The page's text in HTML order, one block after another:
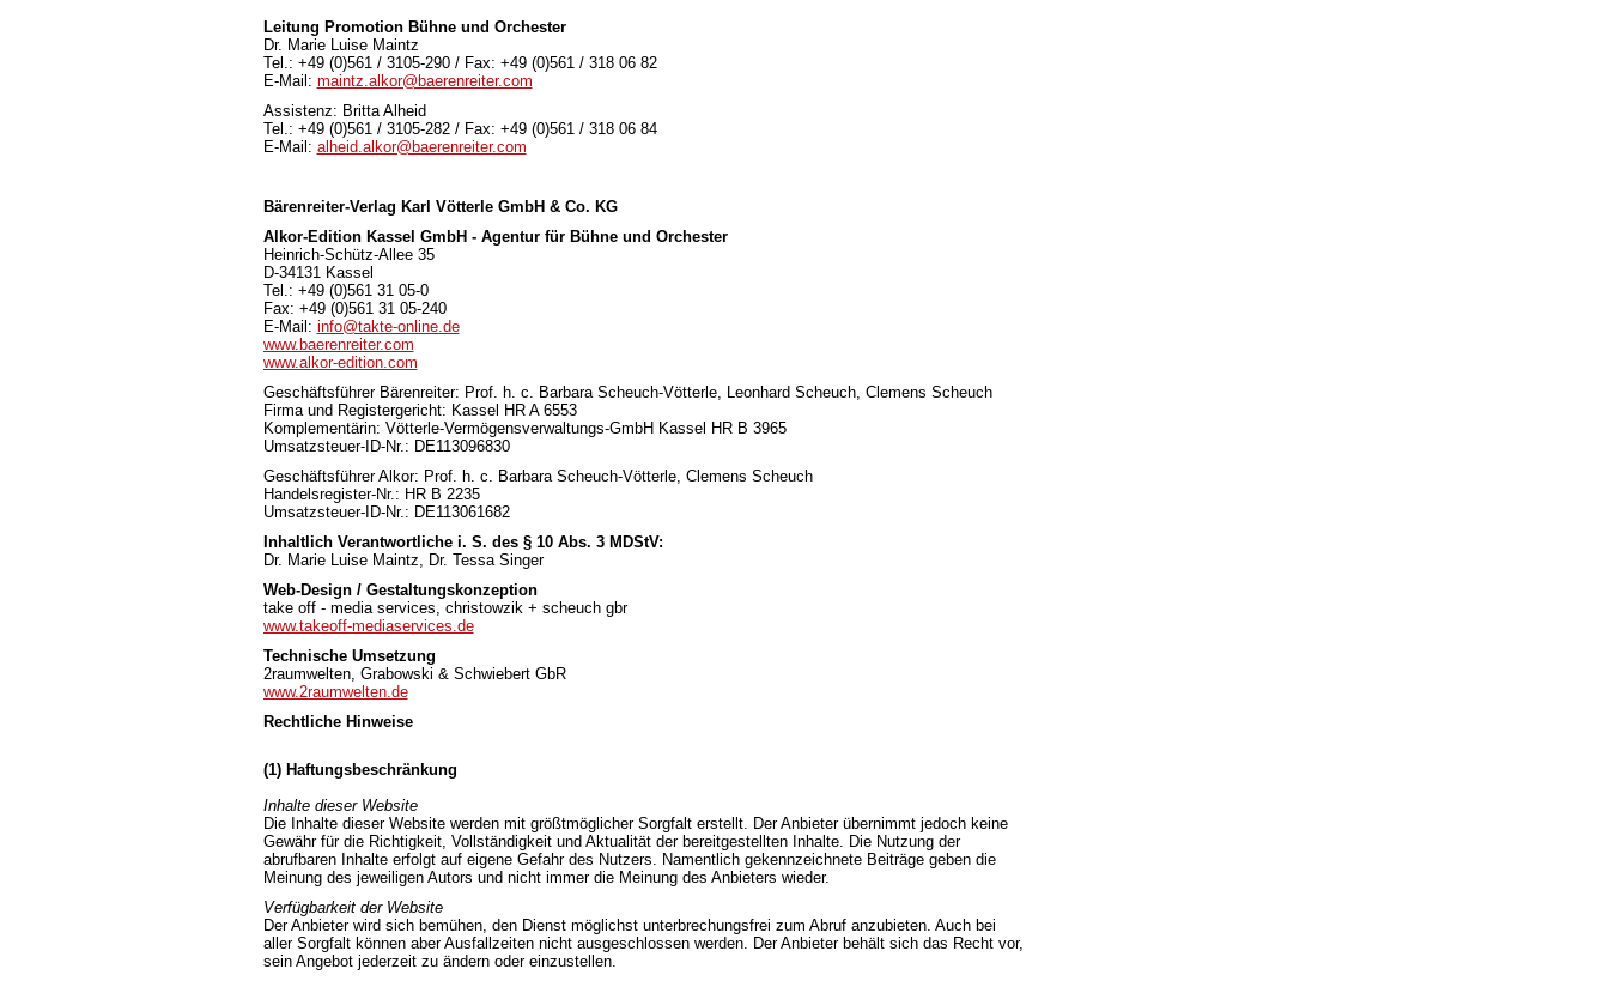
Leitung Promotion Bühne und Orchester
Dr. Marie Luise Maintz
Tel.: +49 (0)561 / 3105-290 / Fax: +49 (0)561 / 318 06 82
E-Mail: maintz.alkor@baerenreiter.com
Assistenz: Britta Alheid
Tel.: +49 (0)561 / 3105-282 / Fax: +49 (0)561 / 318 06 84
E-Mail: alheid.alkor@baerenreiter.com
Bärenreiter-Verlag Karl Vötterle GmbH & Co. KG
Alkor-Edition Kassel GmbH - Agentur für Bühne und Orchester
Heinrich-Schütz-Allee 35
D-34131 Kassel
Tel.: +49 (0)561 31 05-0
Fax: +49 (0)561 31 05-240
E-Mail: info@takte-online.de
www.baerenreiter.com
www.alkor-edition.com
Geschäftsführer Bärenreiter: Prof. h. c. Barbara Scheuch-Vötterle, Leonhard Scheuch, Clemens Scheuch
Firma und Registergericht: Kassel HR A 6553
Komplementärin: Vötterle-Vermögensverwaltungs-GmbH Kassel HR B 3965
Umsatzsteuer-ID-Nr.: DE113096830
Geschäftsführer Alkor: Prof. h. c. Barbara Scheuch-Vötterle, Clemens Scheuch
Handelsregister-Nr.: HR B 2235
Umsatzsteuer-ID-Nr.: DE113061682
Inhaltlich Verantwortliche i. S. des § 10 Abs. 3 MDStV:
Dr. Marie Luise Maintz, Dr. Tessa Singer
Web-Design / Gestaltungskonzeption
take off - media services, christowzik + scheuch gbr
www.takeoff-mediaservices.de
Technische Umsetzung
2raumwelten, Grabowski & Schwiebert GbR
www.2raumwelten.de
Rechtliche Hinweise
(1) Haftungsbeschränkung
Inhalte dieser Website
Die Inhalte dieser Website werden mit größtmöglicher Sorgfalt erstellt. Der Anbieter übernimmt jedoch keine
Gewähr für die Richtigkeit, Vollständigkeit und Aktualität der bereitgestellten Inhalte. Die Nutzung der
abrufbaren Inhalte erfolgt auf eigene Gefahr des Nutzers. Namentlich gekennzeichnete Beiträge geben die
Meinung des jeweiligen Autors und nicht immer die Meinung des Anbieters wieder.
Verfügbarkeit der Website
Der Anbieter wird sich bemühen, den Dienst möglichst unterbrechungsfrei zum Abruf anzubieten. Auch bei
aller Sorgfalt können aber Ausfallzeiten nicht ausgeschlossen werden. Der Anbieter behält sich das Recht vor,
sein Angebot jederzeit zu ändern oder einzustellen.